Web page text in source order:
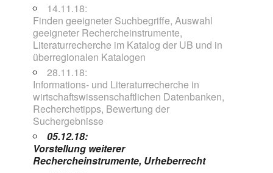
14.11.18:
Finden geeigneter Suchbegriffe, Auswahl
geeigneter Rechercheinstrumente,
Literaturrecherche im Katalog der UB und in
überregionalen Katalogen
28.11.18:
Informations- und Literaturrecherche in
wirtschaftswissenschaftlichen Datenbanken,
Recherchetipps, Bewertung der
Suchergebnisse
05.12.18:
Vorstellung weiterer
Rechercheinstrumente, Urheberrecht